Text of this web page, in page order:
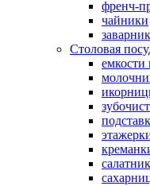
френч-
чайники
Столовая
емкости